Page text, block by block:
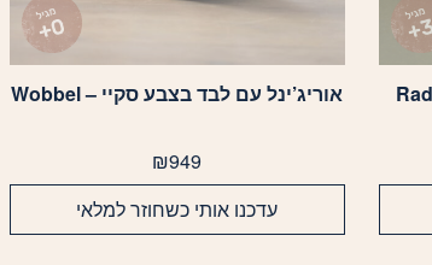
אוריג’ינל עם לבד בצבע סקיי – Wobbel
₪949
עדכנו אותי כשחוזר למלאי